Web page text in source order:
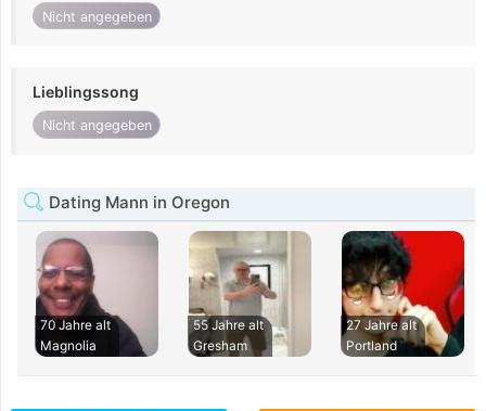
Nicht angegeben
Lieblingssong
Nicht angegeben
Dating Mann in Oregon
70 Jahre alt
Magnolia
55 Jahre alt
Gresham
27 Jahre alt
Portland